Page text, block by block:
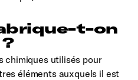
t-on
chimiques utilisés pour
éléments auxquels il est